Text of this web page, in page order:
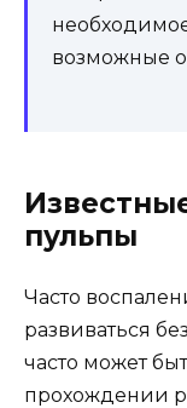
возможные
пульпы
Часто
развиваться
часто может
прохождении